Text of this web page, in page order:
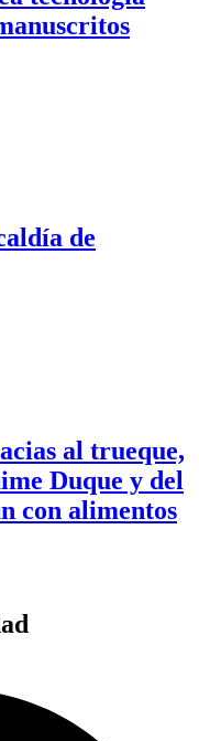
de
al trueque,
Duque y del
con alimentos